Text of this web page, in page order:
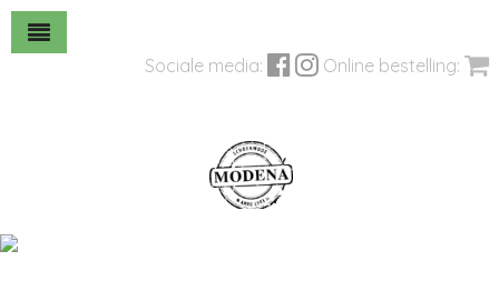
Sociale media: Online bestelling: